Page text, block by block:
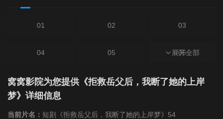
01 02 03
04 05 06
07 08 09
展开全部
窝窝影院为您提供《拒救岳父后，我断了她的上岸
梦》详细信息
当前片名： 短剧《拒救岳父后，我断了她的上岸梦》54